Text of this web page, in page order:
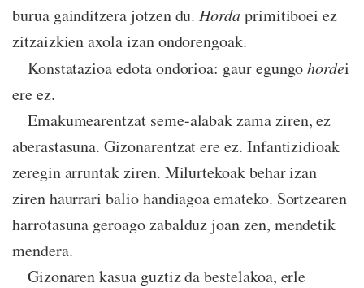
burua gainditzera jotzen du.Hordaprimitiboei ez
zitzaizkien axola izan ondorengoak.
Konstatazioa edota ondorioa: gaur egungohordei
ere ez.
Emakumearentzat seme-alabak zama ziren, ez
aberastasuna. Gizonarentzat ere ez. Infantizidioak
zeregin arruntak ziren. Milurtekoak behar izan
ziren haurrari balio handiagoa emateko. Sortzearen
harrotasuna geroago zabalduz joan zen, mendetik
mendera.
Gizonaren kasua guztiz da bestelakoa, erle